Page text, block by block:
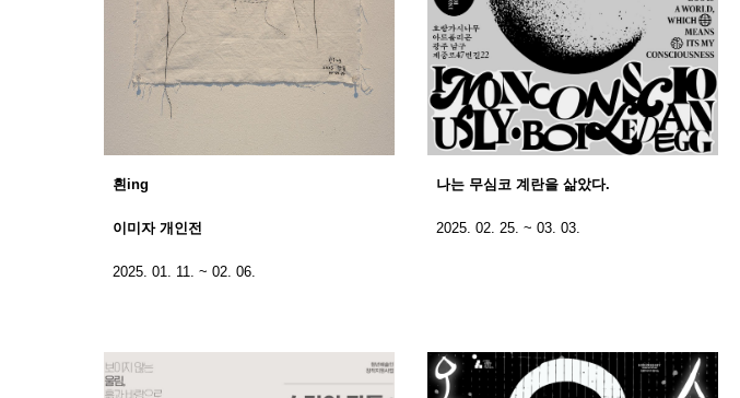
흰ing
이미자 개인전
2025. 01. 11. ~ 02. 06.
나는 무심코 계란을 삶았다.
2025. 02. 25. ~ 03. 03.